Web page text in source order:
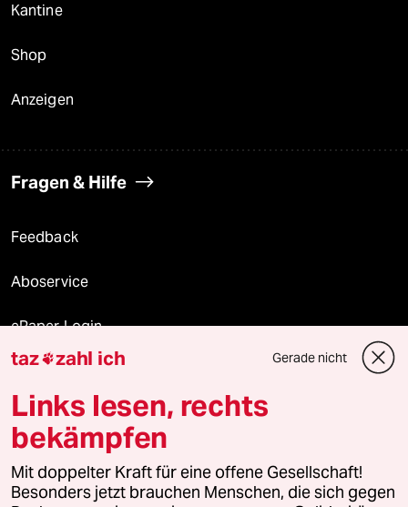
Kantine
Shop
Anzeigen
Fragen & Hilfe
Feedback
Aboservice
ePaper Login
Downloads für Abonnierende
© 2026 taz Verlags und Vertriebs GmbH
Alle Rechte vorbehalten. Bei rechtlichen Fragen oder für Genehmigungen
wenden Sie sich bitte an
lizenzen@taz.de
taz zahl ich Gerade nicht
Links lesen, rechts
bekämpfen
Mit doppelter Kraft für eine offene Gesellschaft!
Besonders jetzt brauchen Menschen, die sich gegen